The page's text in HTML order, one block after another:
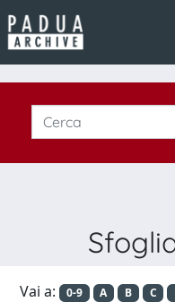
Vai a: 0-9 A B C